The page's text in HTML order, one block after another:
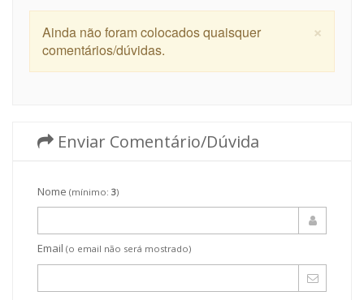
×
Ainda não foram colocados quaisquer
comentários/dúvidas.
Enviar Comentário/Dúvida
Nome (mínimo: 3)
Email (o email não será mostrado)